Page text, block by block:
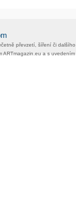
převzetí, šíření či dalšího
​ARTmagazin.eu​ ​a s uvedením